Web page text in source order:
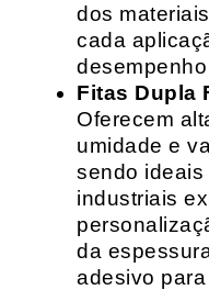
dos
cada
Fitas Dupla
Oferecem
umidade e
sendo
industriais
da
adesivo